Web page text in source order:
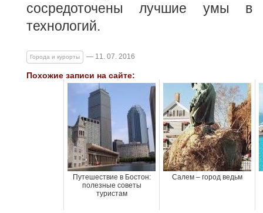
сосредоточены лучшие умы в
технологий.
Города и курорты — 11. 07. 2016
Похожие записи на сайте:
Путешествие в Бостон:
полезные советы
туристам
Салем – город ведьм